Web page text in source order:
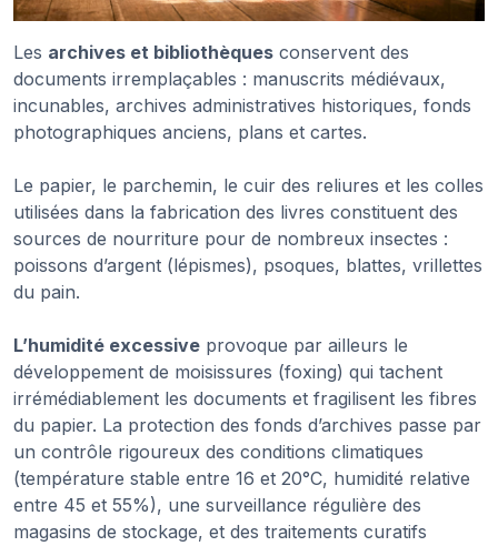
Les archives et bibliothèques conservent des
documents irremplaçables : manuscrits médiévaux,
incunables, archives administratives historiques, fonds
photographiques anciens, plans et cartes.
Le papier, le parchemin, le cuir des reliures et les colles
utilisées dans la fabrication des livres constituent des
sources de nourriture pour de nombreux insectes :
poissons d’argent (lépismes), psoques, blattes, vrillettes
du pain.
L’humidité excessive provoque par ailleurs le
développement de moisissures (foxing) qui tachent
irrémédiablement les documents et fragilisent les fibres
du papier. La protection des fonds d’archives passe par
un contrôle rigoureux des conditions climatiques
(température stable entre 16 et 20°C, humidité relative
entre 45 et 55%), une surveillance régulière des
magasins de stockage, et des traitements curatifs